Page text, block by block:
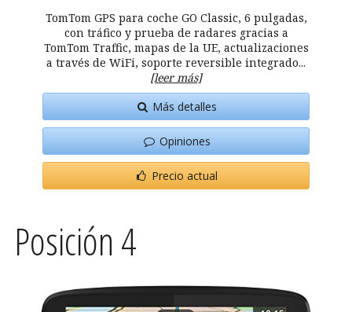
TomTom GPS para coche GO Classic, 6 pulgadas,
con tráfico y prueba de radares gracias a
TomTom Traffic, mapas de la UE, actualizaciones
a través de WiFi, soporte reversible integrado...
[leer más]
Más detalles
Opiniones
Precio actual
Posición 4